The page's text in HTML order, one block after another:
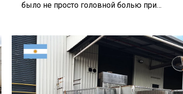
было не просто головной болью при
крупногабаритных и легких отходов была
дорогостоящей и ценной для завода.